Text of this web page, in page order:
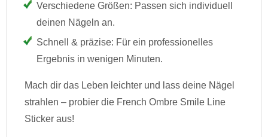
Verschiedene Größen: Passen sich individuell
deinen Nägeln an.
Schnell & präzise: Für ein professionelles
Ergebnis in wenigen Minuten.
Mach dir das Leben leichter und lass deine Nägel
strahlen – probier die French Ombre Smile Line
Sticker aus!